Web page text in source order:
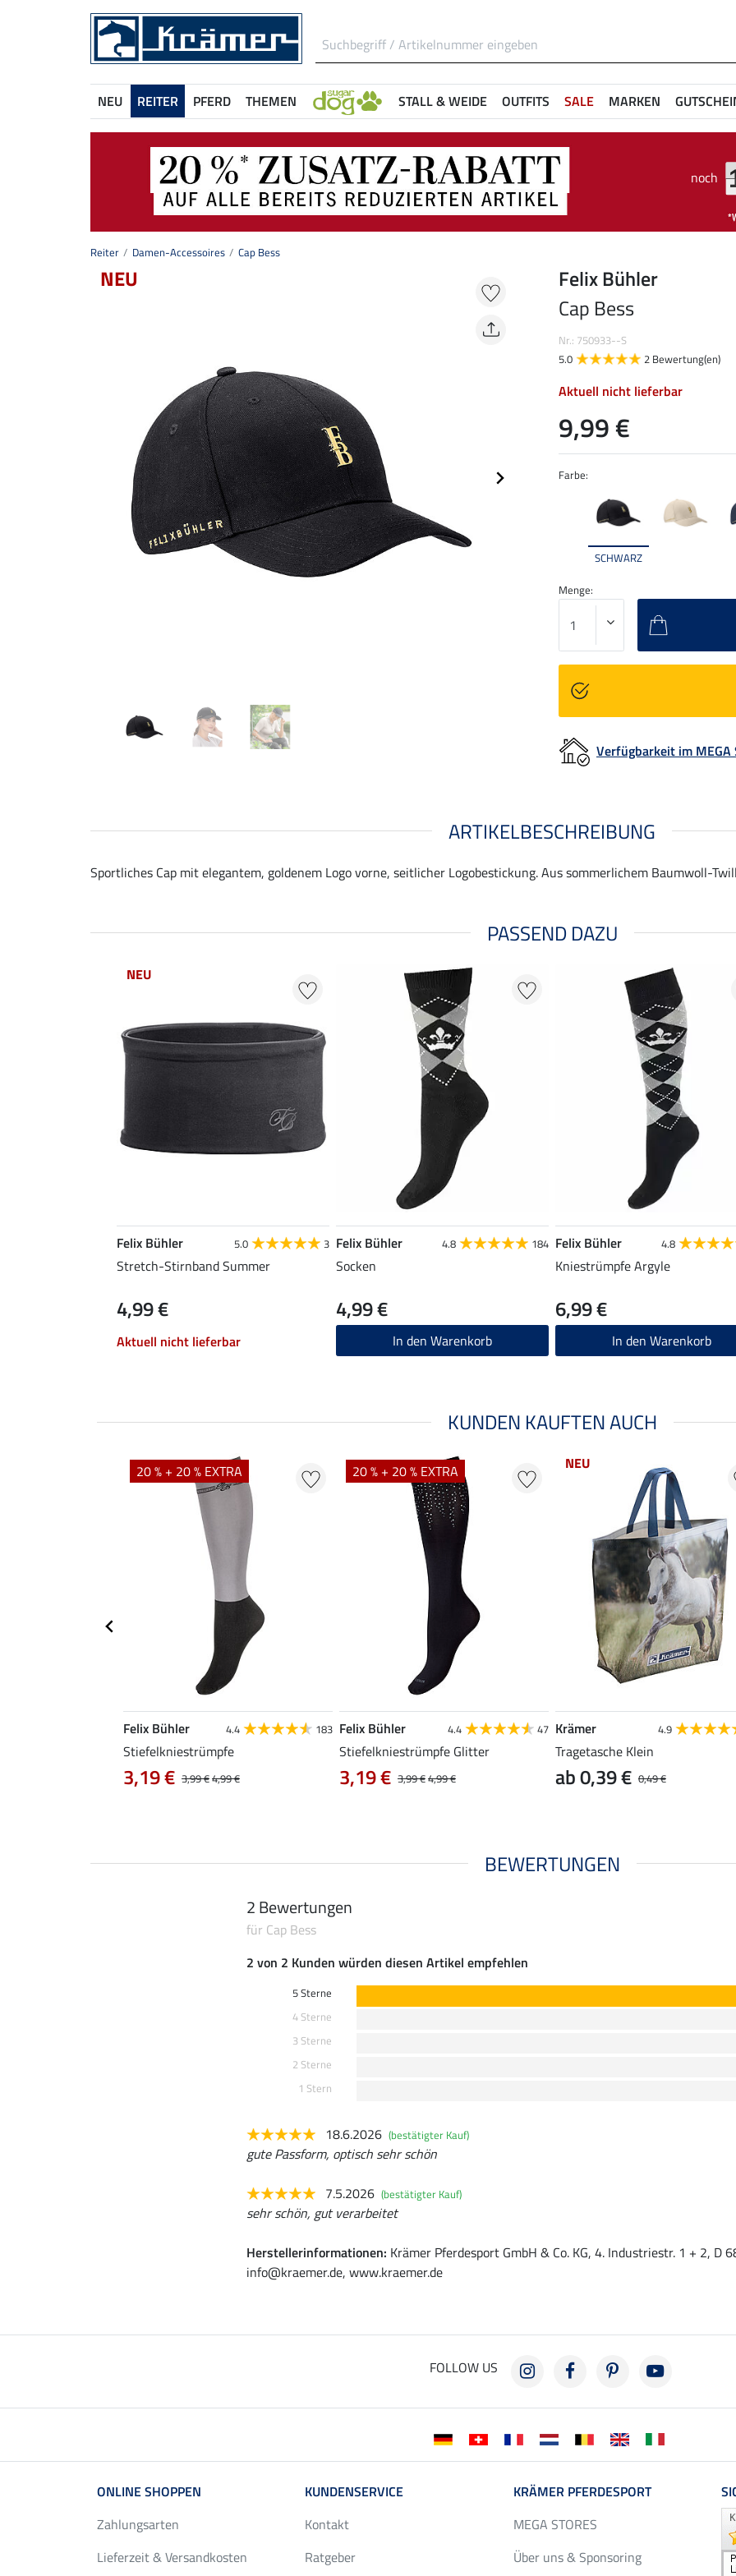
NEU REITER PFERD THEMEN STALL & WEIDE OUTFITS SALE MARKEN
noch
Reiter Damen-Accessoires Cap Bess
NEU
Farbe:
SCHWARZ
Felix Bühler
Cap Bess
Nr.: 750933--S
5.0
2 Bewertung(en)
Aktuell nicht lieferbar
9,99 €
Menge:
Verfügbarkeit im MEGA
ARTIKELBESCHREIBUNG
Sportliches Cap mit elegantem, goldenem Logo vorne, seitlicher Logobestickung. Aus sommerlichem Baumwoll-
PASSEND DAZU
NEU
Felix Bühler 5.0 3
Stretch-Stirnband Summer
4,99 €
Aktuell nicht lieferbar
Felix Bühler 4.8 184
Socken
4,99 €
In den Warenkorb
Felix Bühler 4.8
Kniestrümpfe Argyle
6,99 €
In den Warenkorb
KUNDEN KAUFTEN AUCH
20 % + 20 % EXTRA
Felix Bühler 4.4 183
Stiefelkniestrümpfe
3,99 €4,99 €
3,19 €
20 % + 20 % EXTRA
Felix Bühler 4.4 47
Stiefelkniestrümpfe Glitter
3,99 €4,99 €
3,19 €
NEU
Krämer 4.9
Tragetasche Klein
0,49 €
ab 0,39 €
BEWERTUNGEN
2 Bewertungen
für Cap Bess
2 von 2 Kunden würden diesen Artikel empfehlen
5 Sterne
4 Sterne
3 Sterne
2 Sterne
1 Stern
18.6.2026 (bestätigter Kauf)
gute Passform, optisch sehr schön
7.5.2026 (bestätigter Kauf)
sehr schön, gut verarbeitet
Herstellerinformationen: Krämer Pferdesport GmbH & Co. KG, 4. Industriestr. 1 + 2, D
info@kraemer.de, www.kraemer.de
FOLLOW US
ONLINE SHOPPEN
Zahlungsarten
Lieferzeit & Versandkosten
KUNDENSERVICE
Kontakt
Ratgeber
KRÄMER PFERDESPORT
MEGA STORES
Über uns & Sponsoring